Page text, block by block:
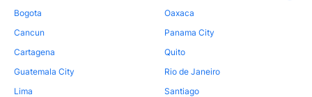
Bogota
Cancun
Cartagena
Guatemala City
Lima
Oaxaca
Panama City
Quito
Rio de Janeiro
Santiago